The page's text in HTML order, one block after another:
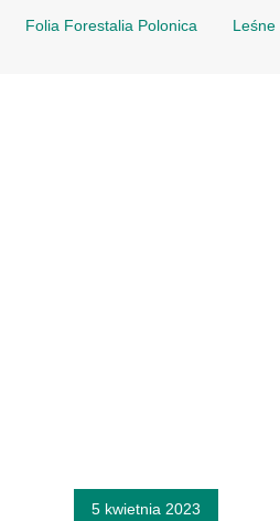
Folia Forestalia Polonica Leśne
5 kwietnia 2023